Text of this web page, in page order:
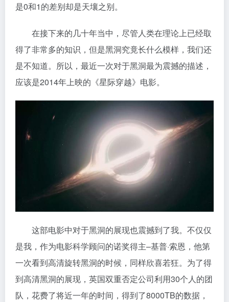
是0和1的差别却是天壤之别。
在接下来的几十年当中，尽管人类在理论上已经取
得了非常多的知识，但是黑洞究竟长什么模样，我们还
是不知道。所以，最近一次对于黑洞最为震撼的描述，
应该是2014年上映的《星际穿越》电影。
这部电影中对于黑洞的展现也震撼到了我。不仅仅
是我，作为电影科学顾问的诺奖得主–基普·索恩，他第
一次看到高清旋转黑洞的时候，同样欣喜若狂。为了得
到高清黑洞的展现，英国双重否定公司利用30个人的团
队，花费了将近一年的时间，得到了8000TB的数据，